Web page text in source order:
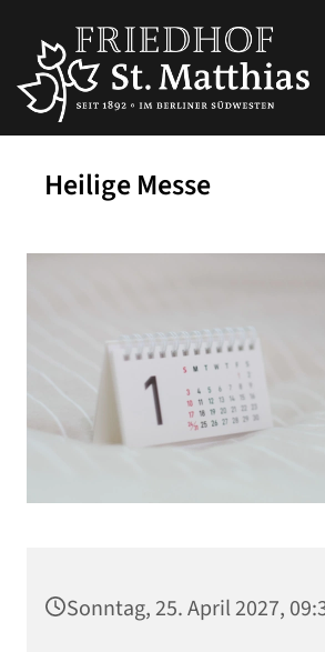
Heilige Messe
Sonntag, 25. April 2027,